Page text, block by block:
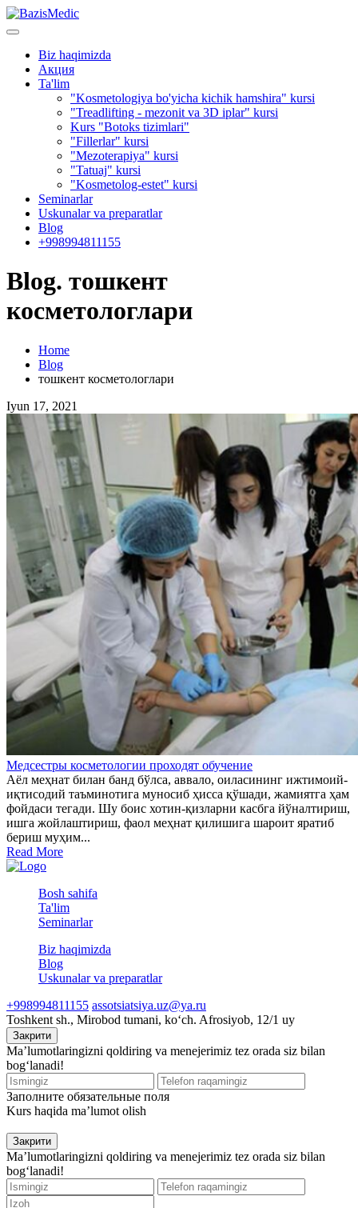
Biz haqimizda
Акция
Ta'lim
"Kosmetologiya bo'yicha kichik hamshira" kursi
"Treadlifting - mezonit va 3D iplar" kursi
Kurs "Botoks tizimlari"
"Fillerlar" kursi
"Mezoterapiya" kursi
"Tatuaj" kursi
"Kosmetolog-estet" kursi
Seminarlar
Uskunalar va preparatlar
Blog
+998994811155
Blog. тошкент
косметологлари
Home
Blog
тошкент косметологлари
Iyun 17, 2021
Медсестры косметологии проходят обучение
Аёл меҳнат билан банд бўлса, аввало, оиласининг ижтимоий-
иқтисодий таъминотига муносиб ҳисса қўшади, жамиятга ҳам
фойдаси тегади. Шу боис хотин-қизларни касбга йўналтириш,
ишга жойлаштириш, фаол меҳнат қилишига шароит яратиб
бериш муҳим...
Read More
Bosh sahifa
Ta'lim
Seminarlar
Biz haqimizda
Blog
Uskunalar va preparatlar
+998994811155 assotsiatsiya.uz@ya.ru
Toshkent sh., Mirobod tumani, koʻch. Afrosiyob, 12/1 uy
Закрити
Ma’lumotlaringizni qoldiring va menejerimiz tez orada siz bilan
bog‘lanadi!
Заполните обязательные поля
Kurs haqida ma’lumot olish
Закрити
Ma’lumotlaringizni qoldiring va menejerimiz tez orada siz bilan
bog‘lanadi!